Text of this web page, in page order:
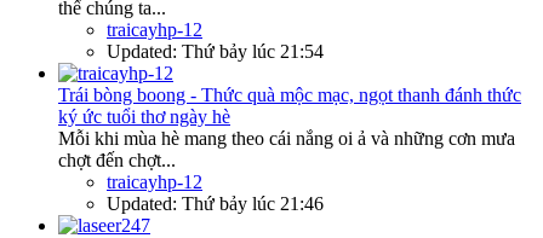
thể chúng ta...
traicayhp-12
Updated: Thứ bảy lúc 21:54
Trái bòng boong - Thức quà mộc mạc, ngọt thanh đánh thức
ký ức tuổi thơ ngày hè
Mỗi khi mùa hè mang theo cái nắng oi ả và những cơn mưa
chợt đến chợt...
traicayhp-12
Updated: Thứ bảy lúc 21:46